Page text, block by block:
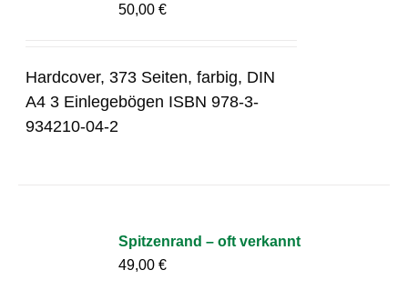
50,00€
Hardcover, 373 Seiten, farbig, DIN
A4 3 Einlegebögen ISBN 978-3-
934210-04-2
Spitzenrand – oft verkannt
49,00€